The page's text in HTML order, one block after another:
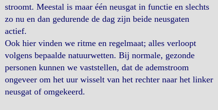
stroomt. Meestal is maar één neusgat in functie en slechts
zo nu en dan gedurende de dag zijn beide neusgaten
actief.
Ook hier vinden we ritme en regelmaat; alles verloopt
volgens bepaalde natuurwetten. Bij normale, gezonde
personen kunnen we vaststellen, dat de ademstroom
ongeveer om het uur wisselt van het rechter naar het linker
neusgat of omgekeerd.